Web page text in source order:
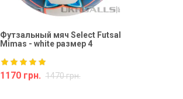
Футзальный мяч Select Futsal
Mimas - white размер 4
1170 грн. 1470 грн.